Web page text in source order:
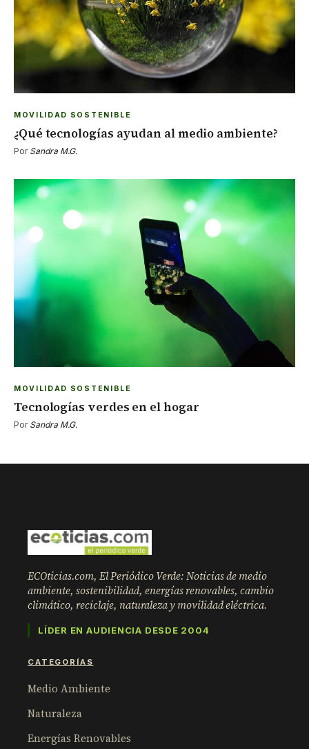
MOVILIDAD SOSTENIBLE
¿Qué tecnologías ayudan al medio ambiente?
Por Sandra M.G.
MOVILIDAD SOSTENIBLE
Tecnologías verdes en el hogar
Por Sandra M.G.
ECOticias.com, El Periódico Verde: Noticias de medio
ambiente, sostenibilidad, energías renovables, cambio
climático, reciclaje, naturaleza y movilidad eléctrica.
LÍDER EN AUDIENCIA DESDE 2004
CATEGORÍAS
Medio Ambiente
Naturaleza
Energías Renovables